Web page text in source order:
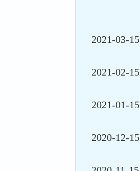
2021-03-15
2021-02-15
2021-01-15
2020-12-15